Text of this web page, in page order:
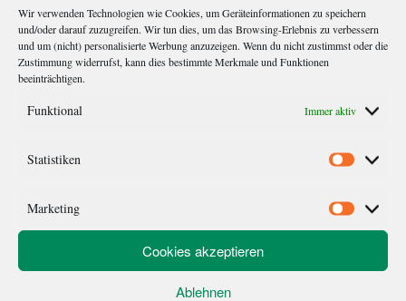
Wir verwenden Technologien wie Cookies, um Geräteinformationen zu speichern
und/oder darauf zuzugreifen. Wir tun dies, um das Browsing-Erlebnis zu verbessern
und um (nicht) personalisierte Werbung anzuzeigen. Wenn du nicht zustimmst oder die
Zustimmung widerrufst, kann dies bestimmte Merkmale und Funktionen
beeinträchtigen.
Funktional Immer aktiv
Statistiken
Marketing
Cookies akzeptieren
Ablehnen
Meisterschaft
Gürtelränge im Karate (Kyu-System) 9. Kyu Der Schnee liegt
auf der Landschaft. Der Lehrer sieht den Schüler nicht. Der
harte, gefrorene Erde leuchtet gelb. Der Lehrer sieht nicht, ob